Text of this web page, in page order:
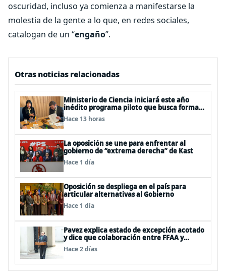
oscuridad, incluso ya comienza a manifestarse la
molestia de la gente a lo que, en redes sociales,
catalogan de un “engaño”.
Otras noticias relacionadas
Ministerio de Ciencia iniciará este año
inédito programa piloto que busca formar
estudiantes de enseñanza media en
ciberseguridad
Hace 13 horas
La oposición se une para enfrentar al
gobierno de “extrema derecha” de Kast
Hace 1 día
Oposición se despliega en el país para
articular alternativas al Gobierno
Hace 1 día
Pavez explica estado de excepción acotado
y dice que colaboración entre FFAA y
policías, “es algo del todo pertinente
analizar”
Hace 2 días